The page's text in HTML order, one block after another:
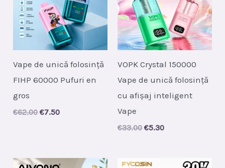
Vape de unică folosință
FIHP 60000 Pufuri en
gros
€62.00 Original
€7.50Current
VOPK Crystal 150000
Vape de unică folosință
cu afișaj inteligent
Vape
€33.00 Original
€5.30Current